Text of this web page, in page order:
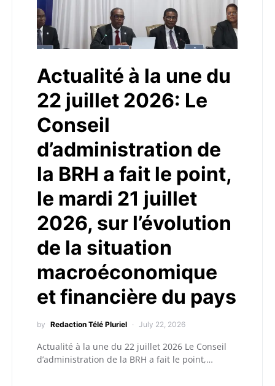
Actualité à la une du
22 juillet 2026: Le
Conseil
d’administration de
la BRH a fait le point,
le mardi 21 juillet
2026, sur l’évolution
de la situation
macroéconomique
et financière du pays
by Redaction Télé Pluriel July 22, 2026
Actualité à la une du 22 juillet 2026 Le Conseil
d’administration de la BRH a fait le point,…